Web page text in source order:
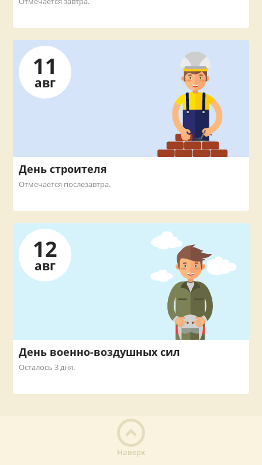
11
авг
День строителя
Отмечается послезавтра.
12
авг
День военно-воздушных сил
Осталось 3 дня.
Наверх